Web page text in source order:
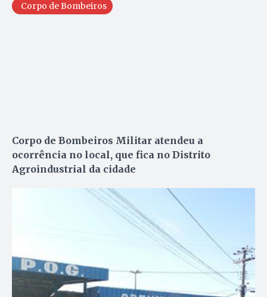
Corpo de Bombeiros
Corpo de Bombeiros Militar atendeu a
ocorrência no local, que fica no Distrito
Agroindustrial da cidade